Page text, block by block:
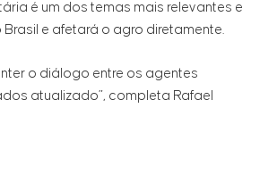
é um dos temas mais relevantes e
Brasil e afetará o agro diretamente.
o diálogo entre os agentes
atualizado”, completa Rafael